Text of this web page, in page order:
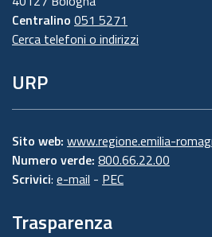
Centralino 051 5271
Cerca telefoni o indirizzi
URP
Sito web: www.regione.emilia-
Numero verde: 800.66.22.00
Scrivici: e-mail - PEC
Trasparenza